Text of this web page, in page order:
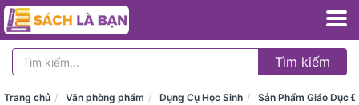
Tìm kiếm
Trang chủ Văn phòng phẩm Dụng Cụ Học Sinh Sản Phẩm Giáo Dục